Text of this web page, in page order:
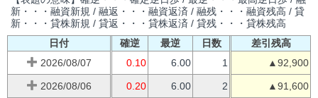
新・・・融資新規 / 融返・・・融資返済 / 融残・・・融資残高 / 貸
新・・・貸株新規 / 貸返・・・貸株返済 / 貸残・・・貸株残高
日付
確逆 最逆 日数
差引残高
2026/08/07
0.10 6.00 1 ▲92,900
2026/08/06 0.20 6.00 2 ▲91,600